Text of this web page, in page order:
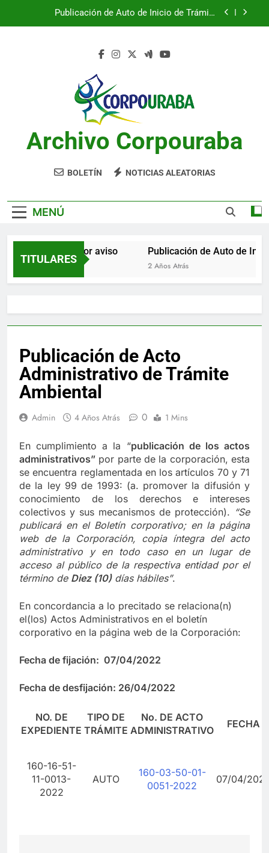
Publicación de Auto de Inicio de Trámite
Notificación por aviso
Publicación de Auto de Inicio de Trámite
Publicación de Auto de Inicio de Trámite
CITACIONES
Archivo Corpouraba
BOLETÍN NOTICIAS ALEATORIAS
MENÚ
TITULARES
Notificación por aviso
2 Años Atrás
Publicación de Auto de
2 Años Atrás
Publicación de Acto
Administrativo de Trámite
Ambiental
Admin 4 Años Atrás 0 1 Mins
En cumplimiento a la “publicación de los actos
administrativos” por parte de la corporación, esta
se encuentra reglamentada en los artículos 70 y 71
de la ley 99 de 1993: (a. promover la difusión y
conocimiento de los derechos e intereses
colectivos y sus mecanismos de protección). “Se
publicará en el Boletín corporativo; en la página
web de la Corporación, copia íntegra del acto
administrativo y en todo caso en
un lugar de
acceso al público de la respectiva entidad por el
término de Diez (10)días hábiles”.
En concordancia a lo precitado se relaciona(n)
el(los) Actos Administrativos en el boletín
corporativo en la página web de la Corporación:
Fecha de fijación: 07/04/2022
Fecha de desfijación: 26/04/2022
NO. DE
EXPEDIENTE
TIPO DE
TRÁMITE
No. DE ACTO
ADMINISTRATIVO
FECHA
160-16-51-
11-0013-
2022
AUTO
160-03-50-01-
0051-2022
07/04/